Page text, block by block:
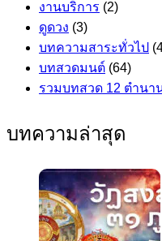
งานบริการ (2)
ดูดวง (3)
บทความสาระทั่วไป
บทสวดมนต์ (64)
รวมบทสวด 12 ตำนา
บทความล่าสุด